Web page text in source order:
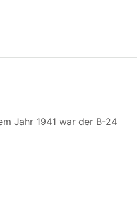
Jahr 1941 war der B-24